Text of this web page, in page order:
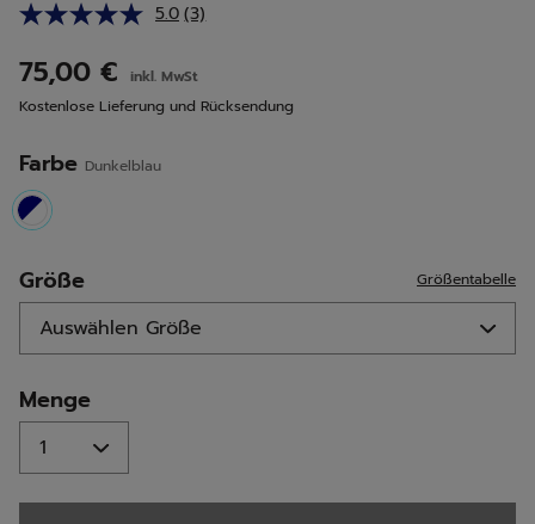
5.0 3
Link
auf
derselben
(3)
75,00 €
inkl. MwSt
Kostenlose Lieferung und Rücksendung
Farbe Dunkelblau
selected
Größe Größentabelle
Menge